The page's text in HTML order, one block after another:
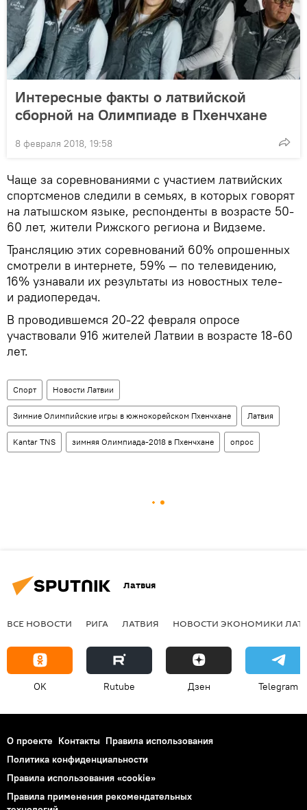
Интересные факты о латвийской
сборной на Олимпиаде в Пхенчхане
8 февраля 2018, 19:58
Чаще за соревнованиями с участием латвийских
спортсменов следили в семьях, в которых говорят
на латышском языке, респонденты в возрасте 50-
60 лет, жители Рижского региона и Видземе.
Трансляцию этих соревнований 60% опрошенных
смотрели в интернете, 59% — по телевидению,
16% узнавали их результаты из новостных теле-
и радиопередач.
В проводившемся 20-22 февраля опросе
участвовали 916 жителей Латвии в возрасте 18-60
лет.
Спорт Новости Латвии
Зимние Олимпийские игры в южнокорейском Пхенчхане Латвия
Kantar TNS зимняя Олимпиада-2018 в Пхенчхане опрос
Латвия
ВСЕ НОВОСТИ РИГА ЛАТВИЯ НОВОСТИ ЭКОНОМИКИ
OK Rutube Дзен Telegram
О проекте Контакты Правила использования
Политика конфиденциальности
Правила использования «cookie»
Правила применения рекомендательных